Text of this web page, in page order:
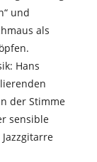
und
als
Hans
der Stimme
sensible